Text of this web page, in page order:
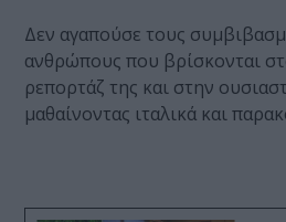
Δεν αγαπούσε τους
ανθρώπους που βρίσκονται
ρεπορτάζ της και στην
μαθαίνοντας ιταλικά και